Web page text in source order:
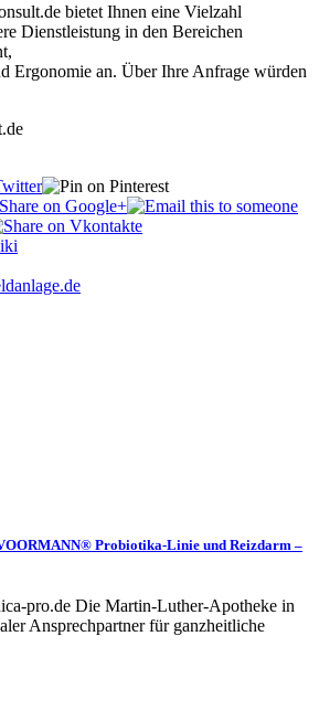
bietet Ihnen eine Vielzahl
Dienstleistung in den Bereichen
Ergonomie an. Über Ihre Anfrage würden
Probiotika-Linie und Reizdarm –
pro.de Die Martin-Luther-Apotheke in
Ansprechpartner für ganzheitliche